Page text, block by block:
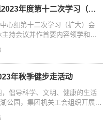
村振兴等方面拓宽合作领域、
展、助力皖北地区全面振兴提
券、国元信托、国元资本、国
在蚌业务开展情况及下一步深
经信局、市财政局、市农业农
主要负责同志，集团办公室、
志等参加座谈交流。
活动。为国元人提供了展示才
徽高质量发展金融“排头兵”的新
围。各成员公司专职党委副书
责人，各成员公司大众评审、
李仁超《直到世界尽头》 集团
家《新的天地》 国元证券 宿冲
悦《奢香夫人》 国元保险 李梦
一丁《走进新时代》 国元保险
祖国，慈祥的母亲》 国元保险
元信托 刘婕、崔舒悦朗诵表演
国元证券 吴云柯、柏金鑫、蒋
重大风险防控，高度警惕风险
排查，及时纠偏纠差。要聚焦
，多措并用，切实提升风险资
善风险管理工作的支撑保障。
术能力、打造良好风险管理文
质量发展。会上，集团风控合
险偏好体系建设、风险限额和
况进行了说明。与会人员围绕
后管理等风控热点问题进行深
书记、总经理主持会议，省投
玉、沈和付等出席。 何昌顺首
他说，作为省属金融企业，国
位勇毅前行，金融专业人才集
地缘相近、人缘相亲、业务相
来越紧，业务互融越来越广，
，既是一次“同门之行、友情之
之行”，期待双方围绕服务全省
先合作”，在业务交流、人才共
度融合、全面合作，携手为助
、作出更多贡献、开创合作典
行“责任、务实、创新、一流”精
使命，有力有效服务全省重大
集团党委召开理论学习中心组2023年度第十二次学习（扩大）会议
心组第十二次学习（扩大）会
持会议并作首要内容领学和总
集团领导邵文革、魏李翔、朱
证券党委书记、董事长沈和付
负责同志作交流发言。会议首
会议以“个人自学+集体学习”形
融工作会议上的重要讲话精
下基层”优良传统、省委常委会
企业时的讲话精神。 黄林沐在
金融工作会议精神作为当前最
”，各级各单位主要负责人要带
年秋季健步走活动
倡导科学、文明、健康的生活
公园，集团机关工会组织开展
书记、董事长黄林沐，集团党委
体职工参加本次活动。深秋的